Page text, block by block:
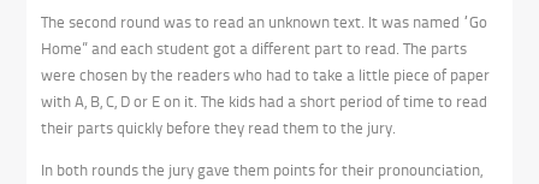
The second round was to read an unknown text. It was named “Go
Home” and each student got a different part to read. The parts
were chosen by the readers who had to take a little piece of paper
with A, B, C, D or E on it. The kids had a short period of time to read
their parts quickly before they read them to the jury.
In both rounds the jury gave them points for their pronounciation,